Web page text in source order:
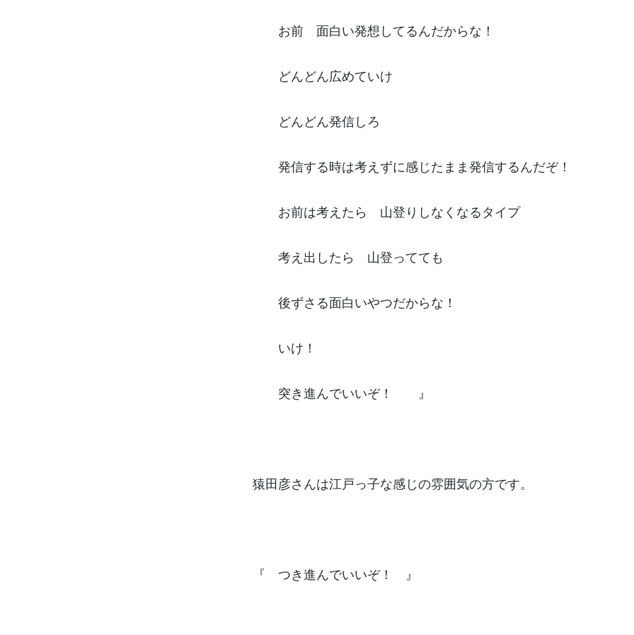
お前 面白い発想してるんだからな！
どんどん広めていけ
どんどん発信しろ
発信する時は考えずに感じたまま発信するんだぞ！
お前は考えたら 山登りしなくなるタイプ
考え出したら 山登ってても
後ずさる面白いやつだからな！
いけ！
突き進んでいいぞ！ 』
猿田彦さんは江戸っ子な感じの雰囲気の方です。
『 つき進んでいいぞ！ 』